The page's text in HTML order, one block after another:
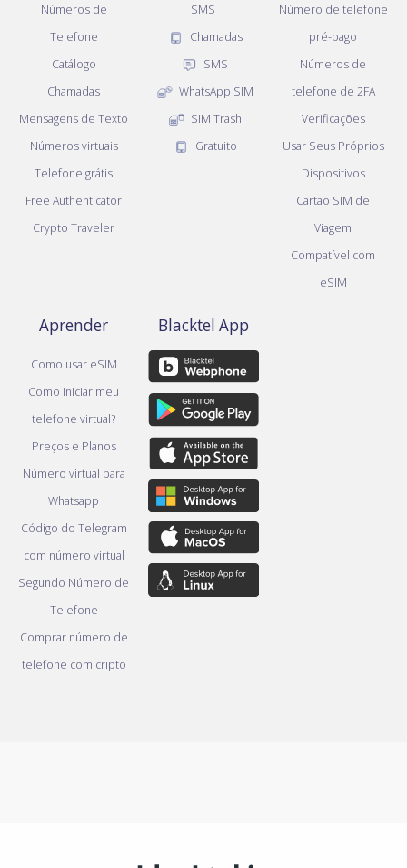
Números de
Telefone
Catálogo
Chamadas
Mensagens de Texto
Números virtuais
Telefone grátis
Free Authenticator
Crypto Traveler
SMS
Chamadas
SMS
WhatsApp SIM
SIM Trash
Gratuito
Número de telefone
pré-pago
Números de
telefone de 2FA
Verificações
Usar Seus Próprios
Dispositivos
Cartão SIM de
Viagem
Compatível com
eSIM
Aprender
Como usar eSIM
Como iniciar meu
telefone virtual?
Preços e Planos
Número virtual para
Whatsapp
Código do Telegram
com número virtual
Segundo Número de
Telefone
Comprar número de
telefone com cripto
Blacktel App